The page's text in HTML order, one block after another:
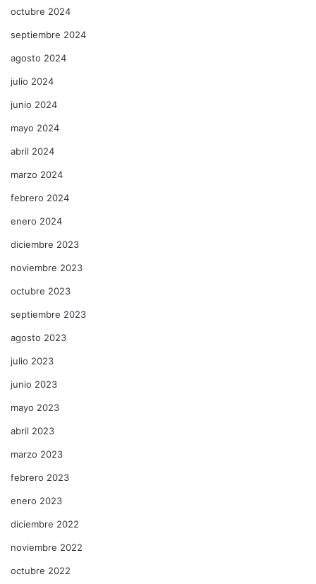
octubre 2024
septiembre 2024
agosto 2024
julio 2024
junio 2024
mayo 2024
abril 2024
marzo 2024
febrero 2024
enero 2024
diciembre 2023
noviembre 2023
octubre 2023
septiembre 2023
agosto 2023
julio 2023
junio 2023
mayo 2023
abril 2023
marzo 2023
febrero 2023
enero 2023
diciembre 2022
noviembre 2022
octubre 2022